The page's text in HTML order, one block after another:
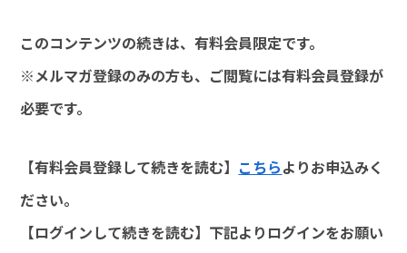
このコンテンツの続きは、有料会員限定です。
※メルマガ登録のみの方も、ご閲覧には有料会員登録が
必要です。
【有料会員登録して続きを読む】 こちらよりお申込みく
ださい。
【ログインして続きを読む】下記よりログインをお願い